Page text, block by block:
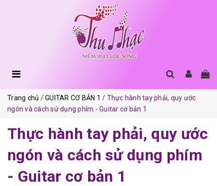
Trang chủ GUITAR CƠ BẢN 1
Thực hành tay phải, quy ước
ngón và cách sử dụng phím - Guitar cơ bản 1
Thực hành tay phải, quy ước
ngón và cách sử dụng phím
- Guitar cơ bản 1